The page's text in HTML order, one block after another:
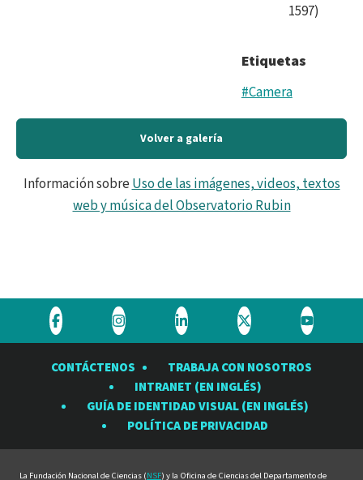
1597)
Etiquetas
#Camera
Volver a galería
Información sobreUso de las imágenes, videos, textos
web y música del Observatorio Rubin
Visite
Observatorio
Visite
Observatorio
Rubin
en
Visite
Observatorio
Rubin
en
Visite
Observatorio
Rubin
en
Visite
Rubin
en
CONTÁCTENOS
TRABAJA CON NOSOTROS
INTRANET (EN INGLÉS)
GUÍA DE IDENTIDAD VISUAL (EN INGLÉS)
POLÍTICA DE PRIVACIDAD
La Fundación Nacional de Ciencias (NSF) y la Oficina de Ciencias del Departamento de